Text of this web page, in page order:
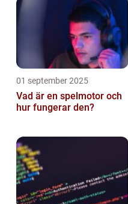
01 september 2025
Vad är en spelmotor och
hur fungerar den?